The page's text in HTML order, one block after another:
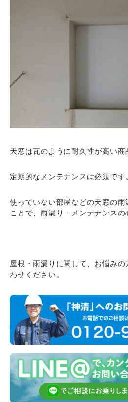
天窓は瓦のように耐久性が高い商
定期的なメンテナンスは必須です
使っていない部屋などの天窓の雨
ことで、雨漏り・メンテナンスの
屋根・雨漏りに関して、お悩みの
わせください。